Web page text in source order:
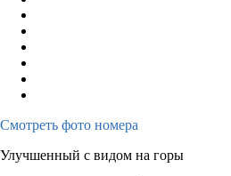
Смотреть фото номера
Улучшенный с видом на горы